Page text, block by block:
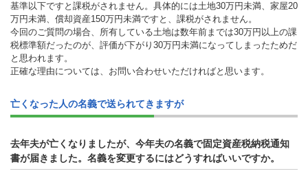
基準以下ですと課税がされません。具体的には土地30万円未満、家屋20
万円未満、償却資産150万円未満ですと、課税がされません。
今回のご質問の場合、所有している土地は数年前までは30万円以上の課
税標準額だったのが、評価が下がり30万円未満になってしまったためだ
と思われます。
正確な理由については、お問い合わせいただければと思います。
亡くなった人の名義で送られてきますが
去年夫が亡くなりましたが、今年夫の名義で固定資産税納税通知
書が届きました。名義を変更するにはどうすればいいですか。